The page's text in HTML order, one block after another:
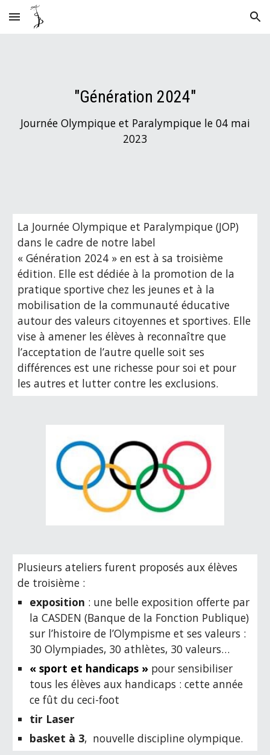
Skip to main content Skip to navigation
"Génération 2024"
Journée Olympique et Paralympique le 04 mai
2023
La Journée Olympique et Paralympique (JOP)
dans le cadre de notre label
« Génération 2024 » en est à sa troisième
édition. Elle est dédiée à la promotion de la
pratique sportive chez les jeunes et à la
mobilisation de la communauté éducative
autour des valeurs citoyennes et sportives. Elle
vise à amener les élèves à reconnaître que
l’acceptation de l’autre quelle soit ses
différences est une richesse pour soi et pour
les autres et lutter contre les exclusions.
Plusieurs ateliers furent proposés aux élèves
de troisième :
exposition : une belle exposition offerte par
la CASDEN (Banque de la Fonction Publique)
sur l’histoire de l’Olympisme et ses valeurs :
30 Olympiades, 30 athlètes, 30 valeurs…
« sport et handicaps » pour sensibiliser
tous les élèves aux handicaps : cette année
ce fût du ceci-foot
tir Laser
basket à 3, nouvelle discipline olympique.